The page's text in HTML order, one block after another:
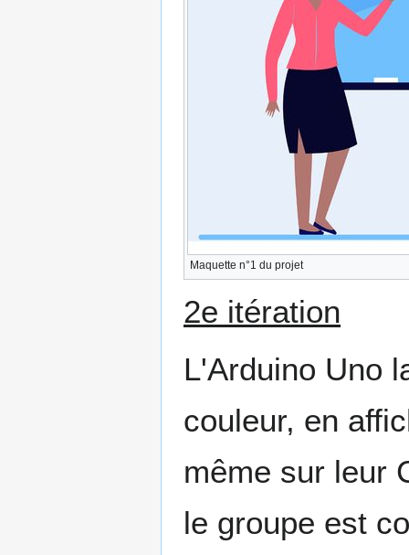
Maquette n°1 du projet
2e itération
L'Arduino Uno
couleur, en
même sur leur
le groupe est